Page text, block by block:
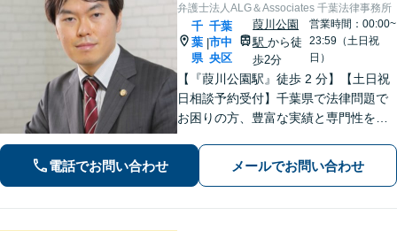
弁護士法人ALG＆Associates 千葉法律事務所
千
葉
県
|
千葉
市中
央区
葭川公園
駅から徒
歩2分
営業時間：00:00~
23:59（土日祝
日）
【『葭川公園駅』徒歩 2 分】【土日祝
日相談予約受付】千葉県で法律問題で
お困りの方、豊富な実績と専門性を持
す。どうぞお気軽にご相談ください。
電話でお問い合わせ メールでお問い合わせ